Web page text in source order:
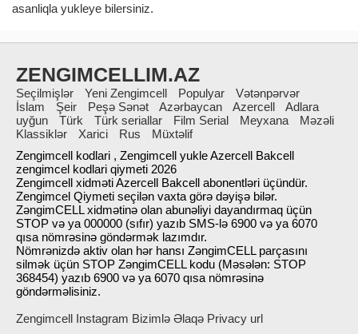
asanliqla yukleye bilersiniz.
ZENGIMCELLIM.AZ
Seçilmişlər Yeni Zengimcell Populyar
Vətənpərvər
İslam
Şeir Peşə Sənət Azərbaycan Azercell
Adlara
uyğun
Türk Türk seriallar Film Serial Meyxana
Məzəli
Klassiklər
Xarici Rus
Müxtəlif
Zengimcell kodlari , Zengimcell yukle Azercell Bakcell
zengimcel kodlari qiymeti 2026
Zengimcell xidməti Azercell Bakcell abonentləri üçündür.
Zengimcel Qiymeti seçilən vaxta görə dəyişə bilər.
ZəngimCELL xidmətinə olan abunəliyi dayandırmaq üçün
STOP və ya 000000 (sıfır) yazıb SMS-lə 6900 və ya 6070
qısa nömrəsinə göndərmək lazımdır.
Nömrənizdə aktiv olan hər hansı ZəngimCELL parçasını
silmək üçün STOP ZəngimCELL kodu (Məsələn: STOP
368454) yazıb 6900 və ya 6070 qısa nömrəsinə
göndərməlisiniz.
Zengimcell Instagram Bizimlə Əlaqə Privacy url